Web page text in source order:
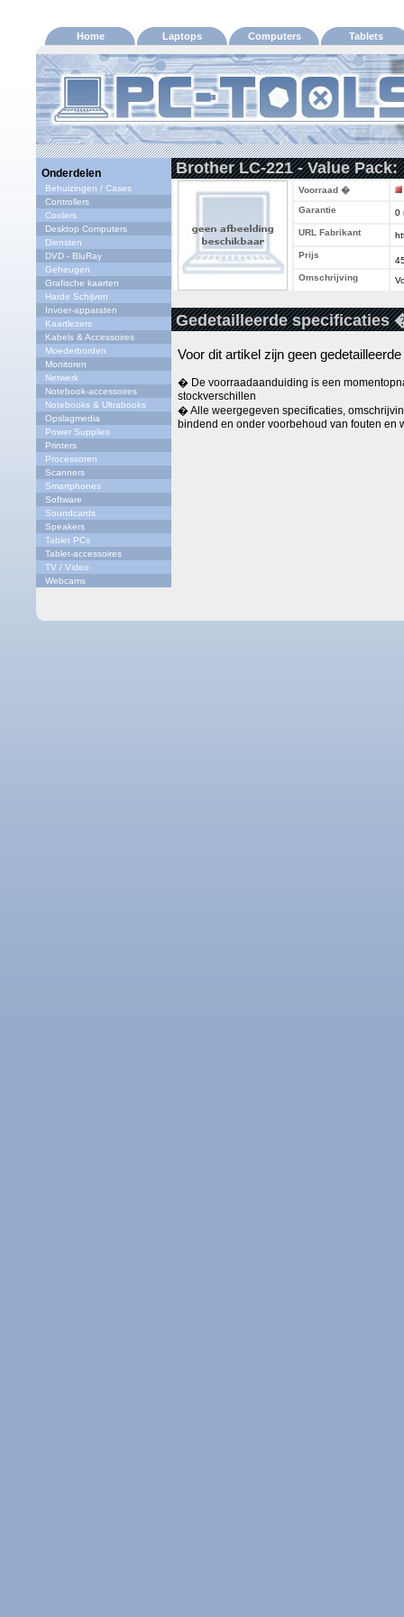
Home Laptops Computers Tablets
Onderdelen
Behuizingen / Cases
Controllers
Coolers
Desktop Computers
Diensten
DVD - BluRay
Geheugen
Grafische kaarten
Harde Schijven
Invoer-apparaten
Kaartlezers
Kabels & Accessoires
Moederborden
Monitoren
Netwerk
Notebook-accessoires
Notebooks & Ultrabooks
Opslagmedia
Power Supplies
Printers
Processoren
Scanners
Smartphones
Software
Soundcards
Speakers
Tablet PCs
Tablet-accessoires
TV / Video
Webcams
Brother LC-221 - Value Pack:
Voorraad �
Garantie
0
URL Fabrikant
Prijs
Omschrijving
Gedetailleerde specificaties
Voor dit artikel zijn geen
� De voorraadaanduiding is een
stockverschillen
� Alle weergegeven specificaties,
bindend en onder voorbehoud van fouten en